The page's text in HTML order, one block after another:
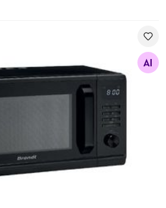
Найдите похожие